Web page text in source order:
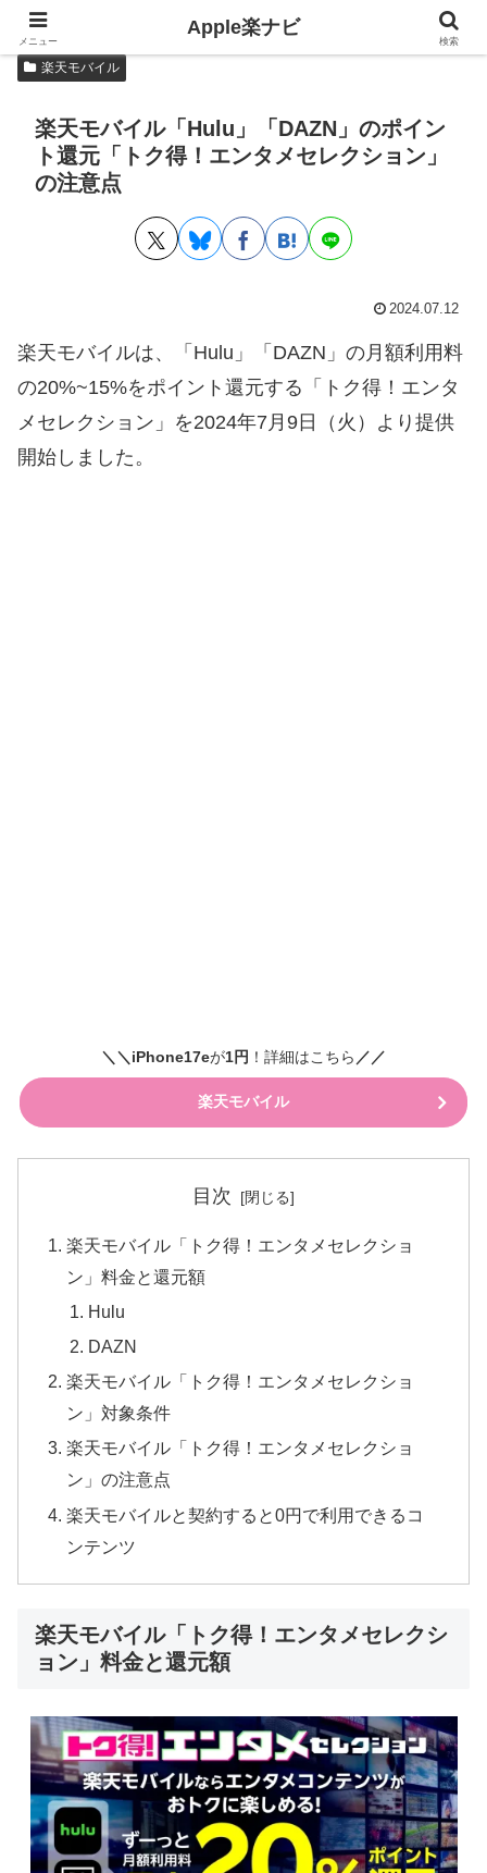
記事内に広告が含まれていることがあります。
楽天モバイル
楽天モバイル「Hulu」「DAZN」のポイン
ト還元「トク得！エンタメセレクション」
の注意点
2024.07.12
楽天モバイルは、「Hulu」「DAZN」の月額利用料
の20%~15%をポイント還元する「トク得！エンタ
メセレクション」を2024年7月9日（火）より提供
開始しました。
＼＼iPhone17eが1円 ！詳細はこちら ／／
楽天モバイル
目次
楽天モバイル「トク得！エンタメセレクショ
ン」料金と還元額
Hulu
DAZN
楽天モバイル「トク得！エンタメセレクショ
ン」対象条件
楽天モバイル「トク得！エンタメセレクショ
ン」の注意点
楽天モバイルと契約すると0円で利用できるコ
ンテンツ
楽天モバイル「トク得！エンタメセレクシ
ョン」料金と還元額
メニュー
Apple楽ナビ
検索